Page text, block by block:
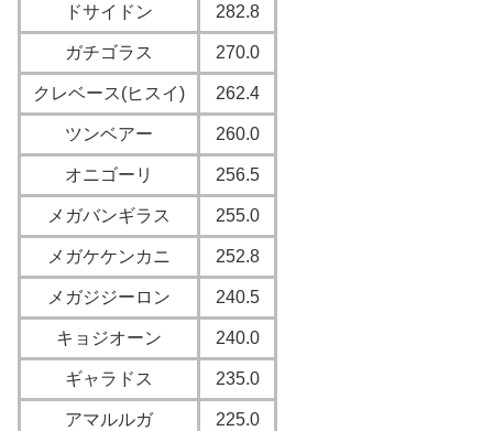
ドサイドン 282.8
ガチゴラス 270.0
クレベース(ヒスイ) 262.4
ツンベアー 260.0
オニゴーリ 256.5
メガバンギラス 255.0
メガケケンカニ 252.8
メガジジーロン 240.5
キョジオーン 240.0
ギャラドス 235.0
アマルルガ 225.0